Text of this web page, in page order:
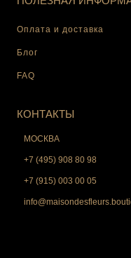
Оплата и доставка
Блог
FAQ
КОНТАКТЫ
МОСКВА
+7 (495) 908 80 98
+7 (915) 003 00 05